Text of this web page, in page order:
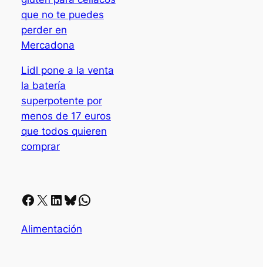
que no te puedes
perder en
Mercadona
Lidl pone a la venta
la batería
superpotente por
menos de 17 euros
que todos quieren
comprar
Facebook X LinkedIn Bluesky Whatsapp
Alimentación